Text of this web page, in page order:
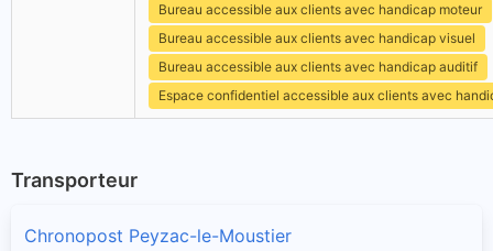
Bureau accessible aux clients avec handicap moteur
Bureau accessible aux clients avec handicap visuel
Bureau accessible aux clients avec handicap auditif
Espace confidentiel accessible aux clients avec
Transporteur
Chronopost Peyzac-le-Moustier